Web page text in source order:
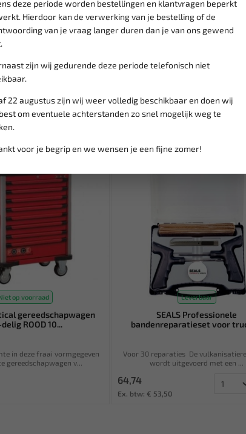
deze periode worden bestellingen en klantvragen beperkt
Hierdoor kan de verwerking van je bestelling of de
van je vraag langer duren dan je van ons gewend
zijn wij gedurende deze periode telefonisch niet
22 augustus zijn wij weer volledig beschikbaar en doen wij
om eventuele achterstanden zo snel mogelijk weg te
voor je begrip en we wensen je een fijne zomer!
op voorraad
gereedschapwagen
ROOD 10...
in deze fraai vormgegeven
gereedschapwagen v...
Leverbaar
SEALS Professionele
bandenreparatieset voor
Voor 30 reparaties De
wordt uitgevoerd met een ...
64,74
Ex. btw: € 53,50